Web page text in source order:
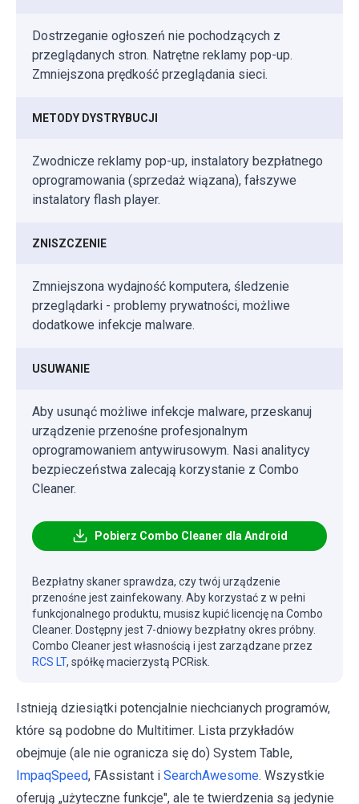
Dostrzeganie ogłoszeń nie pochodzących z
przeglądanych stron. Natrętne reklamy pop-up.
Zmniejszona prędkość przeglądania sieci.
METODY DYSTRYBUCJI
Zwodnicze reklamy pop-up, instalatory bezpłatnego
oprogramowania (sprzedaż wiązana), fałszywe
instalatory flash player.
ZNISZCZENIE
Zmniejszona wydajność komputera, śledzenie
przeglądarki - problemy prywatności, możliwe
dodatkowe infekcje malware.
USUWANIE
Aby usunąć możliwe infekcje malware, przeskanuj
urządzenie przenośne profesjonalnym
oprogramowaniem antywirusowym. Nasi analitycy
bezpieczeństwa zalecają korzystanie z Combo
Cleaner.
Pobierz Combo Cleaner dla Android
Bezpłatny skaner sprawdza, czy twój urządzenie
przenośne jest zainfekowany. Aby korzystać z w pełni
funkcjonalnego produktu, musisz kupić licencję na Combo
Cleaner. Dostępny jest 7-dniowy bezpłatny okres próbny.
Combo Cleaner jest własnością i jest zarządzane przez
RCS LT, spółkę macierzystą PCRisk.
Istnieją dziesiątki potencjalnie niechcianych programów,
które są podobne do Multitimer. Lista przykładów
obejmuje (ale nie ogranicza się do) System Table,
ImpaqSpeed, FAssistant i SearchAwesome. Wszystkie
oferują „użyteczne funkcje", ale te twierdzenia są jedynie